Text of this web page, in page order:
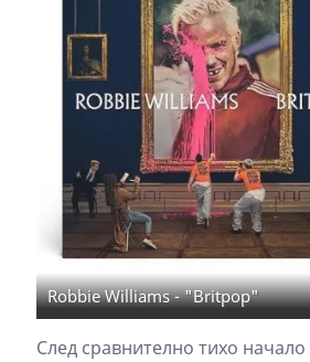
Robbie Williams - "Britpop"
След сравнително тихо начало